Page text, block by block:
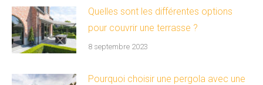
Quelles sont les différentes options
pour couvrir une terrasse ?
8 septembre 2023
Pourquoi choisir une pergola avec une